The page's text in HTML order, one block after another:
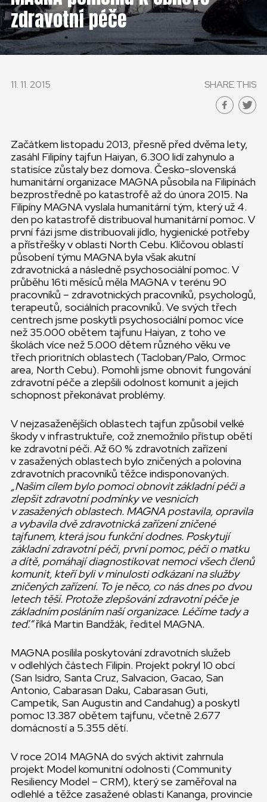
ČESKÁ REPUBLIKA
GLOBAL
zdravotní péče
11. 11. 2015 SHARE THIS
Začátkem listopadu 2013, přesně před dvěma lety,
zasáhl Filipíny tajfun Haiyan, 6.300 lidí zahynulo a
statisíce zůstaly bez domova. Česko-slovenská
humanitární organizace MAGNA působila na Filipínách
bezprostředně po katastrofě až do února 2015. Na
Filipíny MAGNA vyslala humanitární tým, který už 4.
den po katastrofě distribuoval humanitární pomoc. V
první fázi jsme distribuovali jídlo, hygienické potřeby
a přístřešky v oblasti North Cebu. Klíčovou oblastí
působení týmu MAGNA byla však akutní
zdravotnická a následně psychosociální pomoc. V
průběhu 16ti měsíců měla MAGNA v terénu 90
pracovníků – zdravotnických pracovníků, psychologů,
terapeutů, sociálních pracovníků. Ve svých třech
centrech jsme poskytli psychosociální pomoc více
než 35.000 obětem tajfunu Haiyan, z toho ve
školách více než 5.000 dětem různého věku ve
třech prioritních oblastech (Tacloban/Palo, Ormoc
area, North Cebu). Pomohli jsme obnovit fungování
zdravotní péče a zlepšili odolnost komunit a jejich
schopnost překonávat problémy.
V nejzasaženějších oblastech tajfun způsobil velké
škody v infrastruktuře, což znemožnilo přístup obětí
ke zdravotní péči. Až 60 % zdravotních zařízení
v zasažených oblastech bylo zničených a polovina
zdravotních pracovníků těžce indisponovaných.
„Našim cílem bylo pomoci obnovit základní péči a
zlepšit zdravotní podmínky ve vesnicích
v zasažených oblastech. MAGNA postavila, opravila
a vybavila dvě zdravotnická zařízení zničené
tajfunem, která jsou funkční dodnes. Poskytují
základní zdravotní péči, první pomoc, péči o matku
a dítě, pomáhají diagnostikovat nemoci všech členů
komunit, kteří byli v minulosti odkázaní na služby
zničených zařízení. To je něco, co nás dnes po dvou
letech těší. Protože zlepšování zdravotní péče je
základním posláním naší organizace. Léčíme tady a
teď.“říká Martin Bandžák, ředitel MAGNA.
MAGNA posílila poskytování zdravotních služeb
v odlehlých částech Filipín. Projekt pokryl 10 obcí
(San Isidro, Santa Cruz, Salvacion, Gacao, San
Antonio, Cabarasan Daku, Cabarasan Guti,
Campetik, San Augustin and Candahug) a poskytl
pomoc 13.387 obětem tajfunu, včetně 2.677
domácností a 5.355 dětí.
V roce 2014 MAGNA do svých aktivit zahrnula
projekt Model komunitní odolnosti (Community
Resiliency Model – CRM), který se zaměřoval na
odlehlé a těžce zasažené oblasti Kananga, provincie